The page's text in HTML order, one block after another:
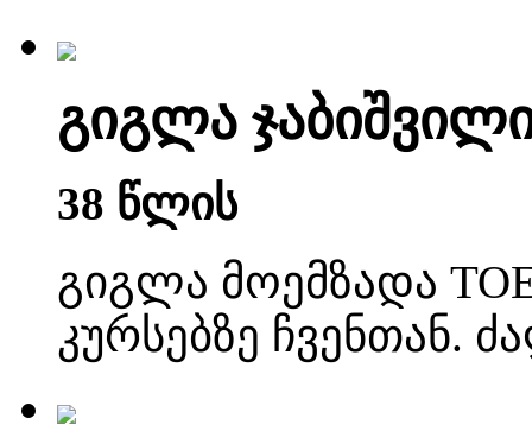
გიგლა
38 წლის
გიგლა მოემზადა
კურსებზე ჩვენთან.